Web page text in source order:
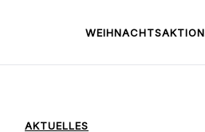
WEIHNACHTSAKTION
AKTUELLES